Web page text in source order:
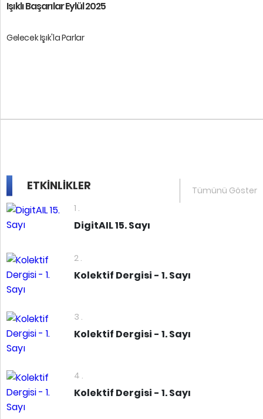
Işıklı Başarılar Eylül 2025
Gelecek Işık'la Parlar
ETKİNLİKLER
Tümünü Göster
1 .
DigitAIL 15. Sayı
2 .
Kolektif Dergisi - 1. Sayı
3 .
Kolektif Dergisi - 1. Sayı
4 .
Kolektif Dergisi - 1. Sayı